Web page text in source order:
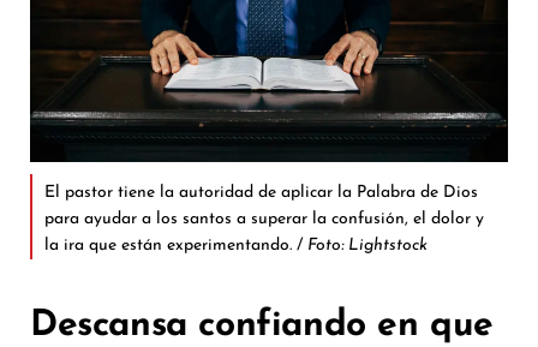
El pastor tiene la autoridad de aplicar la Palabra de Dios
para ayudar a los santos a superar la confusión, el dolor y
la ira que están experimentando. / Foto: Lightstock
Descansa confiando en que